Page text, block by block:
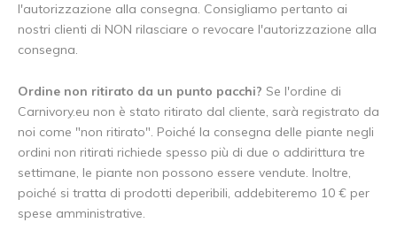
l'autorizzazione alla consegna. Consigliamo pertanto ai
nostri clienti di NON rilasciare o revocare l'autorizzazione alla
consegna.
Ordine non ritirato da un punto pacchi? Se l'ordine di
Carnivory.eu non è stato ritirato dal cliente, sarà registrato da
noi come "non ritirato". Poiché la consegna delle piante negli
ordini non ritirati richiede spesso più di due o addirittura tre
settimane, le piante non possono essere vendute. Inoltre,
poiché si tratta di prodotti deperibili, addebiteremo 10 € per
spese amministrative.